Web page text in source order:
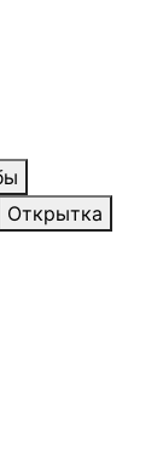
Открытка